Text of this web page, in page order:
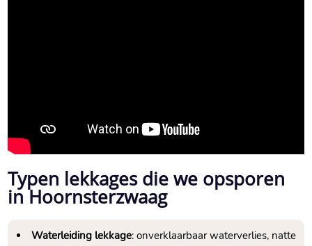
Typen lekkages die we opsporen
in Hoornsterzwaag
Waterleiding lekkage: onverklaarbaar waterverlies, natte